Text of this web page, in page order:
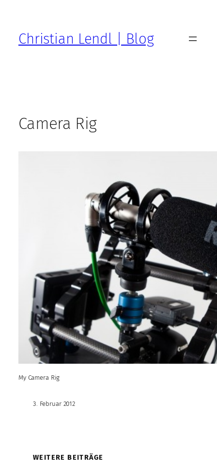
Christian Lendl | Blog
Camera Rig
My Camera Rig
3. Februar 2012
WEITERE BEITRÄGE